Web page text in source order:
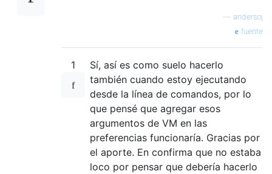
andersoj
fuente
1
Sí, así es como suelo hacerlo
también cuando estoy ejecutando
desde la línea de comandos, por lo
que pensé que agregar esos
argumentos de VM en las
preferencias funcionaría. Gracias por
el aporte. En confirma que no estaba
loco por pensar que debería hacerlo